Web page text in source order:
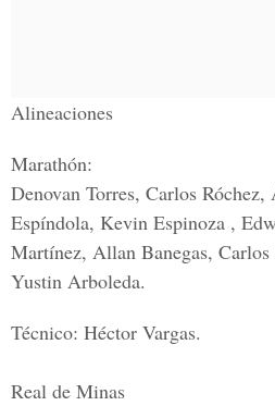
Alineaciones
Marathón:
Denovan Torres, Carlos
Espíndola, Kevin Espinoza ,
Martínez, Allan Banegas,
Yustin Arboleda.
Técnico: Héctor Vargas.
Real de Minas